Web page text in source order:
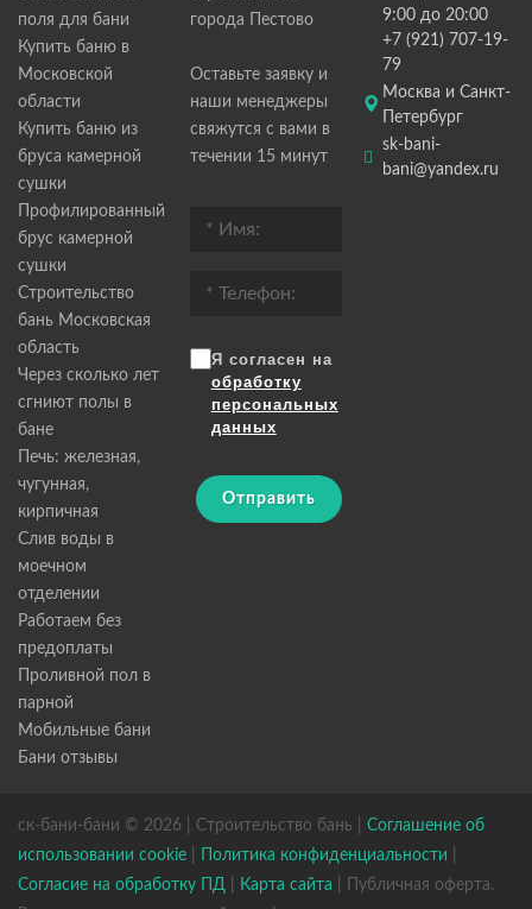
поля для бани
Купить баню в
Московской
области
Купить баню из
бруса камерной
сушки
Профилированный
брус камерной
сушки
Строительство
бань Московская
область
Через сколько лет
сгниют полы в
бане
Печь: железная,
чугунная,
кирпичная
Слив воды в
моечном
отделении
Работаем без
предоплаты
Проливной пол в
парной
Мобильные бани
Бани отзывы
города Пестово
Оставьте заявку и
наши менеджеры
свяжутся с вами в
течении 15 минут
Я согласен на
обработку
персональных
данных
Отправить
9:00 до 20:00
+7 (921) 707-19-
79
Москва и Санкт-
Петербург
sk-bani-
bani@yandex.ru
ск-бани-бани © 2026 | Строительство бань | Соглашение об
использовании cookie
Политика конфиденциальности
Согласие на обработку ПД
Карта сайта | Публичная оферта.